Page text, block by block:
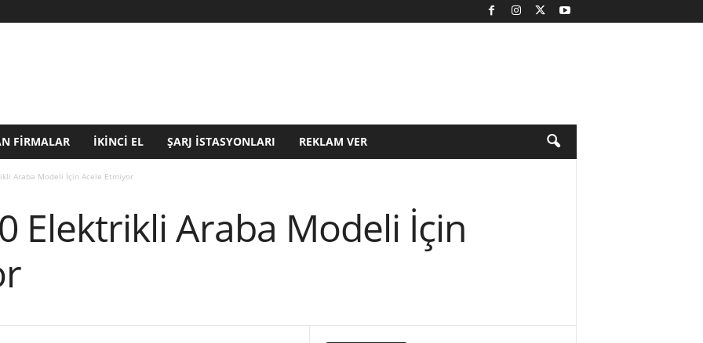
FIRMALAR İKINCI EL ŞARJ İSTASYONLARI REKLAM VER
Araba Modeli İçin Acele Etmiyor
Elektrikli Araba Modeli İçin